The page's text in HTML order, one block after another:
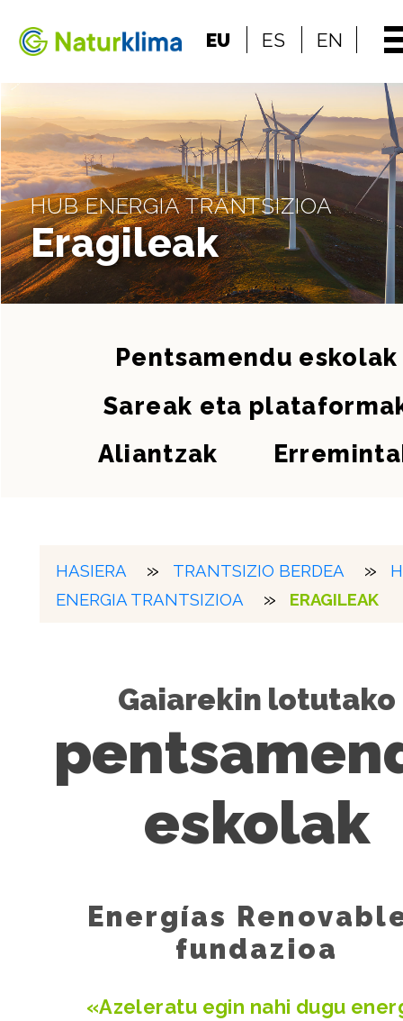
Edukietara jo
EU ES EN
HUB ENERGIA TRANTSIZIOA
Eragileak
Pentsamendu eskolak
Sareak eta
Aliantzak
HASIERA TRANTSIZIO BERDEA
ENERGIA TRANTSIZIOA
ERAGILEAK
Gaiarekin lotutako
eskolak
Energías
fundazioa
«Azeleratu egin nahi dugu